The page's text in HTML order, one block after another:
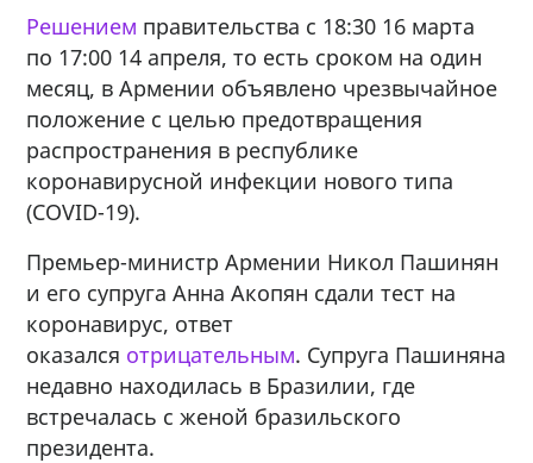
Решением правительства с 18:30 16 марта
по 17:00 14 апреля, то есть сроком на один
месяц, в Армении объявлено чрезвычайное
положение с целью предотвращения
распространения в республике
коронавирусной инфекции нового типа
(COVID-19).
Премьер-министр Армении Никол Пашинян
и его супруга Анна Акопян сдали тест на
коронавирус, ответ
оказался отрицательным. Супруга Пашиняна
недавно находилась в Бразилии, где
встречалась с женой бразильского
президента.